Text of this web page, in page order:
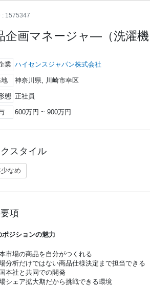
: 1575347
企画マネージャ―（洗濯
業 ハイセンスジャパン株式会社
神奈川県, 川崎市幸区
態 正社員
600万円 ~ 900万円
スタイル
なめ
項
ジションの魅力
市場の商品を自分がつくれる
分析だけではない商品仕様決定まで担当できる
本社と共同での開発
シェア拡大期だから挑戦できる環境